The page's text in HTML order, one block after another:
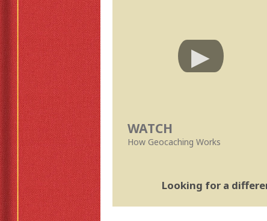
WATCH
How Geocaching Works
Looking for a